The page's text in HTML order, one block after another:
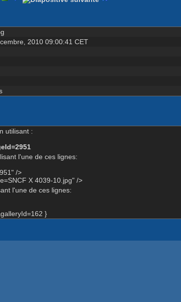
2010 09:00:41 CET
utilisant :
l'une de ces lignes:
/>
X 4039-10.jpg" />
l'une de ces lignes:
}